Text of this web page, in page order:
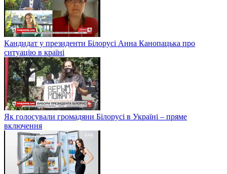
Кандидат у президенти Білорусі Анна Канопацька про
ситуацію в країні
Як голосували громадяни Білорусі в Україні – пряме
включення